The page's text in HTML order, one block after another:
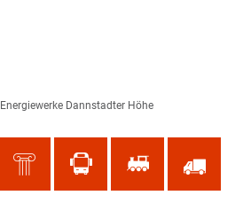
Energiewerke Dannstadter Höhe